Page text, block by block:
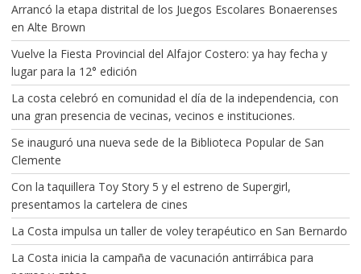
Arrancó la etapa distrital de los Juegos Escolares Bonaerenses
en Alte Brown
Vuelve la Fiesta Provincial del Alfajor Costero: ya hay fecha y
lugar para la 12° edición
La costa celebró en comunidad el día de la independencia, con
una gran presencia de vecinas, vecinos e instituciones.
Se inauguró una nueva sede de la Biblioteca Popular de San
Clemente
Con la taquillera Toy Story 5 y el estreno de Supergirl,
presentamos la cartelera de cines
La Costa impulsa un taller de voley terapéutico en San Bernardo
La Costa inicia la campaña de vacunación antirrábica para